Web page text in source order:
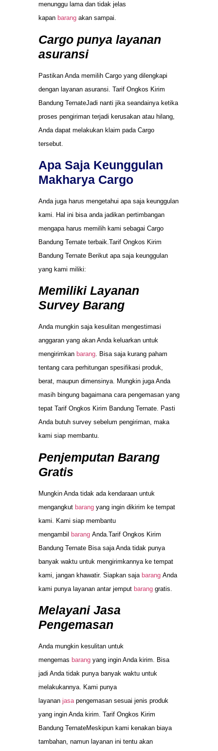
menunggu lama dan tidak jelas
kapan barang akan sampai.
Cargo punya layanan
asuransi
Pastikan Anda memilih Cargo yang dilengkapi
dengan layanan asuransi. Tarif Ongkos Kirim
Bandung TernateJadi nanti jika seandainya ketika
proses pengiriman terjadi kerusakan atau hilang,
Anda dapat melakukan klaim pada Cargo
tersebut.
Apa Saja Keunggulan
Makharya Cargo
Anda juga harus mengetahui apa saja keunggulan
kami. Hal ini bisa anda jadikan pertimbangan
mengapa harus memilih kami sebagai Cargo
Bandung Ternate terbaik.Tarif Ongkos Kirim
Bandung Ternate Berikut apa saja keunggulan
yang kami miliki:
Memiliki Layanan
Survey Barang
Anda mungkin saja kesulitan mengestimasi
anggaran yang akan Anda keluarkan untuk
mengirimkan barang. Bisa saja kurang paham
tentang cara perhitungan spesifikasi produk,
berat, maupun dimensinya. Mungkin juga Anda
masih bingung bagaimana cara pengemasan yang
tepat Tarif Ongkos Kirim Bandung Ternate. Pasti
Anda butuh survey sebelum pengiriman, maka
kami siap membantu.
Penjemputan Barang
Gratis
Mungkin Anda tidak ada kendaraan untuk
mengangkut barang yang ingin dikirim ke tempat
kami. Kami siap membantu
mengambil
barang Anda.Tarif Ongkos Kirim
Bandung Ternate Bisa saja Anda tidak punya
banyak waktu untuk mengirimkannya ke tempat
kami, jangan khawatir. Siapkan saja barang Anda
kami punya layanan antar jemput barang gratis.
Melayani Jasa
Pengemasan
Anda mungkin kesulitan untuk
mengemas barang yang ingin Anda kirim. Bisa
jadi Anda tidak punya banyak waktu untuk
melakukannya. Kami punya
layanan jasapengemasan sesuai jenis produk
yang ingin Anda kirim. Tarif Ongkos Kirim
Bandung TernateMeskipun kami kenakan biaya
tambahan, namun layanan ini tentu akan